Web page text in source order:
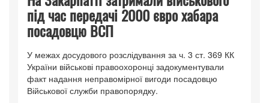
під час передачі 2000 євро хабара
посадовцю ВСП
У межах досудового розслідування за ч. 3 ст. 369 КК
України військові правоохоронці задокументували
факт надання неправомірної вигоди посадовцю
Військової служби правопорядку.